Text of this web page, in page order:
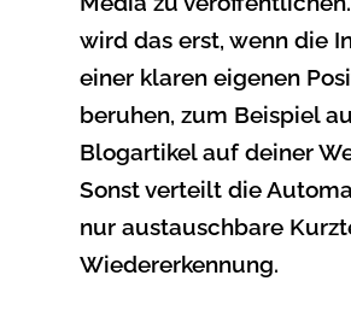
wird das erst, wenn die
einer klaren eigenen
beruhen, zum Beispiel
Blogartikel auf deiner
Sonst verteilt die
nur austauschbare
Wiedererkennung.